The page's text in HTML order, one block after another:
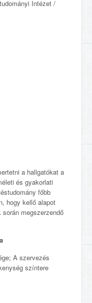
Intézet /
a hallgatókat a
és gyakorlati
főbb
hogy kellő alapot
megszerzendő
A szervezés
színtere